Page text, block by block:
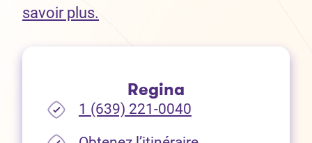
savoir plus.
Regina
1 (639) 221-0040